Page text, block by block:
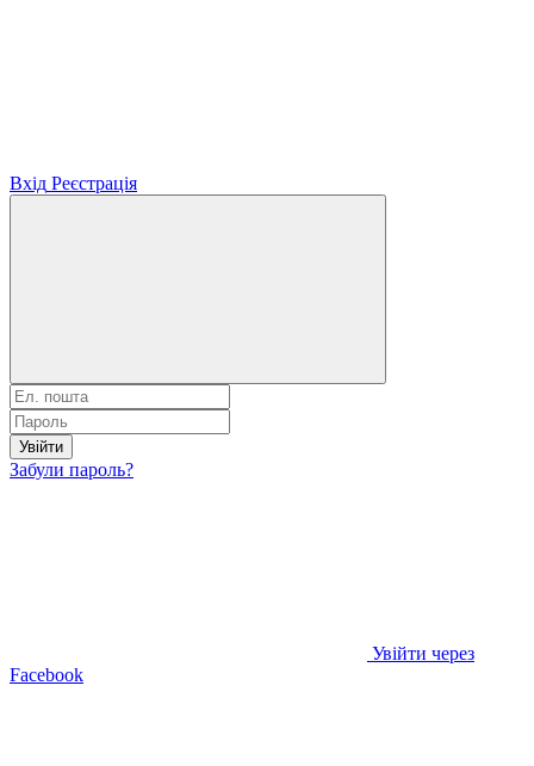
Вхід Реєстрація
Увійти
Забули пароль?
Увійти через
Facebook